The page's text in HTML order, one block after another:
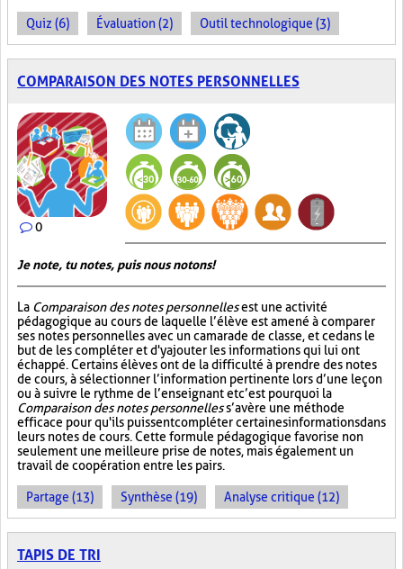
Quiz (6) Évaluation (2) Outil technologique (3)
COMPARAISON DES NOTES PERSONNELLES
0
Je note, tu notes, puis nous notons!
La Comparaison des notes personnellesest une activité
pédagogique au cours de laquelle l’élève est amené à comparer
ses notes personnelles avec un camarade de classe, et ce dans le
but de les compléter et d'y ajouter les informations qui lui ont
échappé. Certains élèves ont de la difficulté à prendre des notes
de cours, à sélectionner l’information pertinente lors d’une leçon
ou à suivre le rythme de l’enseignant et c’est pourquoi la
Comparaison des notes personnelless’avère une méthode
efficace pour qu'ils puissent compléter certaines informations dans
leurs notes de cours. Cette formule pédagogique favorise non
seulement une meilleure prise de notes, mais également un
travail de coopération entre les pairs.
Partage (13) Synthèse (19) Analyse critique (12)
TAPIS DE TRI